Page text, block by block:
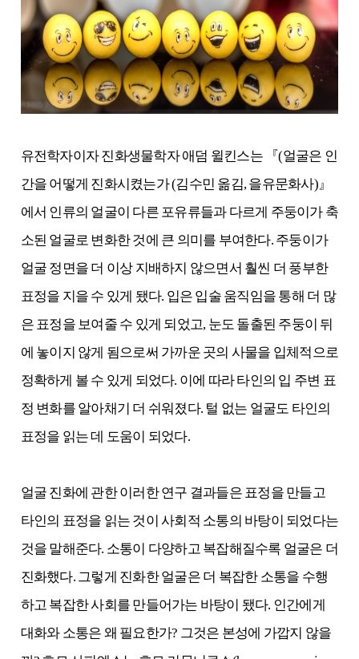
유전학자이자 진화생물학자 애덤 윌킨스는 『(얼굴은 인
간을 어떻게 진화시켰는가 (김수민 옮김, 을유문화사)』
에서 인류의 얼굴이 다른 포유류들과 다르게 주둥이가 축
소된 얼굴로 변화한 것에 큰 의미를 부여한다. 주둥이가
얼굴 정면을 더 이상 지배하지 않으면서 훨씬 더 풍부한
표정을 지을 수 있게 됐다. 입은 입술 움직임을 통해 더 많
은 표정을 보여 줄 수 있게 되었고, 눈도 돌출된 주둥이 뒤
에 놓이지 않게 됨으로써 가까운 곳의 사물을 입체적으로
정확하게 볼 수 있게 되었다. 이에 따라 타인의 입 주변 표
정 변화를 알아채기 더 쉬워졌다. 털 없는 얼굴도 타인의
표정을 읽는 데 도움이 되었다.
얼굴 진화에 관한 이러한 연구 결과들은 표정을 만들고
타인의 표정을 읽는 것이 사회적 소통의 바탕이 되었다는
것을 말해준다. 소통이 다양하고 복잡해질수록 얼굴은 더
진화했다. 그렇게 진화한 얼굴은 더 복잡한 소통을 수행
하고 복잡한 사회를 만들어가는 바탕이 됐다. 인간에게
대화와 소통은 왜 필요한가? 그것은 본성에 가깝지 않을